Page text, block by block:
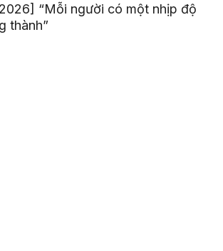
“Mỗi người có một nhịp độ
thành”